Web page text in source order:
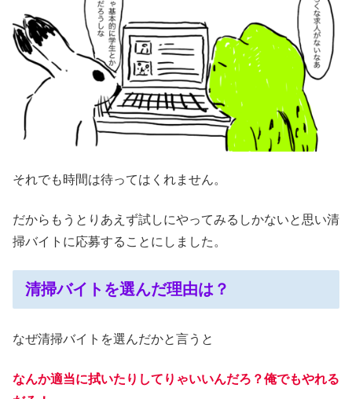
それでも時間は待ってはくれません。
だからもうとりあえず試しにやってみるしかないと思い清
掃バイトに応募することにしました。
清掃バイトを選んだ理由は？
なぜ清掃バイトを選んだかと言うと
なんか適当に拭いたりしてりゃいいんだろ？俺でもやれる